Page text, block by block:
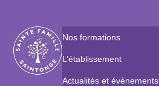
Nos formations
L’établissement
Actualités et évènements